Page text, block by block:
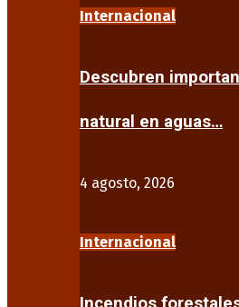
Internacional
Descubren
natural en aguas…
4 agosto, 2026
Internacional